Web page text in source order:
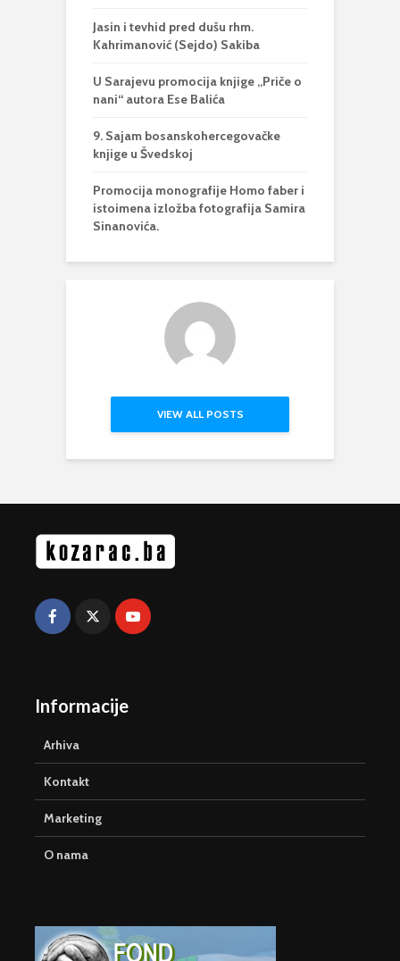
Jasin i tevhid pred dušu rhm.
Kahrimanović (Sejdo) Sakiba
U Sarajevu promocija knjige „Priče o
nani“ autora Ese Balića
9. Sajam bosanskohercegovačke
knjige u Švedskoj
Promocija monografije Homo faber i
istoimena izložba fotografija Samira
Sinanovića.
VIEW ALL POSTS
Informacije
Arhiva
Kontakt
Marketing
O nama